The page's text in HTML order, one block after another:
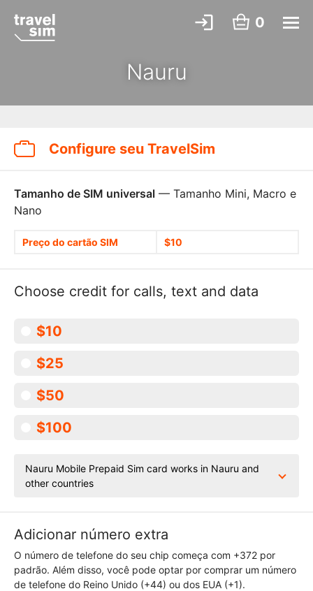
0
Nauru
Configure seu TravelSim
Tamanho de SIM universal — Tamanho Mini, Macro e
Nano
Preço do cartão SIM $10
Choose credit for calls, text and data
$10
$25
$50
$100
Nauru Mobile Prepaid Sim card works in Nauru and
other countries
Adicionar número extra
O número de telefone do seu chip começa com +372 por
padrão. Além disso, você pode optar por comprar um número
de telefone do Reino Unido (+44) ou dos EUA (+1).